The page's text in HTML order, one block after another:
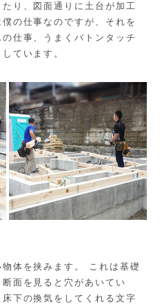
り、図面通りに土台が加工
の仕事なのですが、それを
仕事、うまくバトンタッチ
ています。
体を挟みます。 これは基礎
面を見ると穴があいてい
下の換気をしてくれる文字